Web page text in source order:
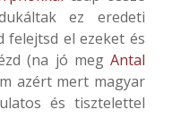
ez eredeti
felejtsd el ezeket és
(na jó meg Antal
azért mert magyar
és tisztelettel